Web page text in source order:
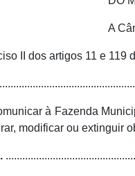
A
II dos artigos 11 e 119
à Fazenda
modificar ou extinguir